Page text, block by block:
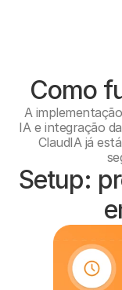
Como
A
IA e integração
ClaudIA já
Setup: